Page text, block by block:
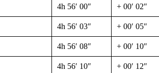
4h 56′ 00″ + 00′ 02″
4h 56′ 03″ + 00′ 05″
4h 56′ 08″ + 00′ 10″
4h 56′ 10″ + 00′ 12″